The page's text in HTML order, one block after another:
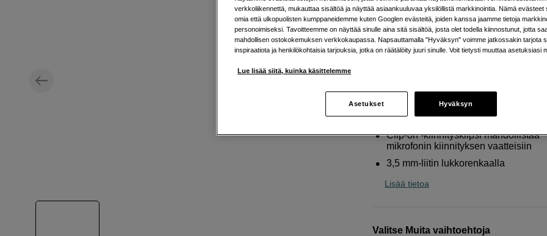
Sennheiser ME 2
laulu- ja puhekäyttöön
Lavalier -mikrofoni laulu- ja
Clip-on -kiinnitysklipsi mahdollistaa
mikrofonin kiinnityksen vaatteisiin
3,5 mm-liitin lukkorenkaalla
Lisää tietoa
Valitse Muita vaihtoehtoja
verkkoliikennettä, mukauttaa sisältöä ja näyttää asiaankuuluvaa yksilöllistä markkinointia. Nämä evästeet
omia että ulkopuolisten kumppaneidemme kuten Googlen evästeitä, joiden kanssa jaamme tietoja
personoimiseksi. Tavoitteemme on näyttää sinulle aina sitä sisältöä, josta olet todella kiinnostunut, jotta
mahdollisen ostokokemuksen verkkokaupassa. Napsauttamalla "Hyväksyn" voimme jatkossakin tarjota
inspiraatiota ja henkilökohtaisia tarjouksia, jotka on räätälöity juuri sinulle. Voit tietysti muuttaa asetuksiasi
Lue lisää siitä, kuinka käsittelemme
Asetukset Hyväksyn